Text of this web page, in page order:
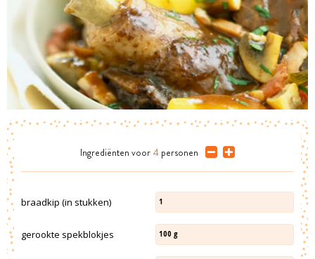
Ingrediënten voor 4 personen
braadkip (in stukken) 1
gerookte spekblokjes 100 g